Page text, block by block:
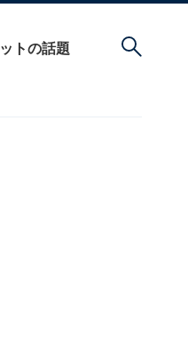
トの話題